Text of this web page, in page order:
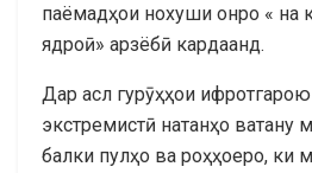
паёмадҳои нохуши онро « на
ядроӣ» арзёбӣ кардаанд.
Дар асл гурӯҳҳои ифротгарою
экстремистӣ натанҳо ватану
балки пулҳо ва роҳҳоеро, ки